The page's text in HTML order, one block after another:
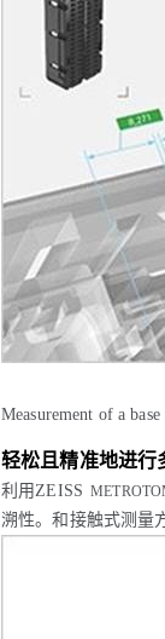
Measurement of a base
轻松且精准地进行
利用ZEISS
溯性。和接触式测量